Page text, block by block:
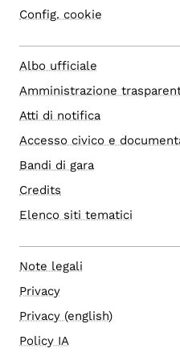
Config. cookie
Albo ufficiale
Amministrazione
Atti di notifica
Accesso civico e
Bandi di gara
Credits
Elenco siti tematici
Note legali
Privacy
Privacy (english)
Policy IA